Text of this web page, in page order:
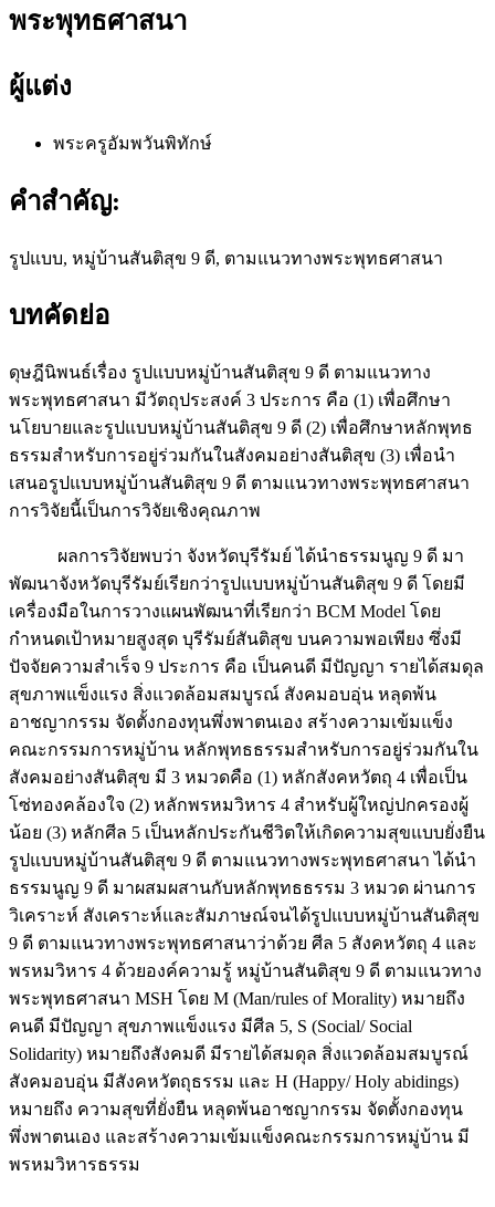
พระพุทธศาสนา
ผู้แต่ง
พระครูอัมพวันพิทักษ์
คำสำคัญ:
รูปแบบ, หมู่บ้านสันติสุข 9 ดี, ตามแนวทางพระพุทธศาสนา
บทคัดย่อ
ดุษฎีนิพนธ์เรื่อง รูปแบบหมู่บ้านสันติสุข 9 ดี ตามแนวทาง
พระพุทธศาสนา มีวัตถุประสงค์ 3 ประการ คือ (1) เพื่อศึกษา
นโยบายและรูปแบบหมู่บ้านสันติสุข 9 ดี (2) เพื่อศึกษาหลักพุทธ
ธรรมสำหรับการอยู่ร่วมกันในสังคมอย่างสันติสุข (3) เพื่อนำ
เสนอรูปแบบหมู่บ้านสันติสุข 9 ดี ตามแนวทางพระพุทธศาสนา
การวิจัยนี้เป็นการวิจัยเชิงคุณภาพ
ผลการวิจัยพบว่า จังหวัดบุรีรัมย์ ได้นำธรรมนูญ 9 ดี มา
พัฒนาจังหวัดบุรีรัมย์เรียกว่ารูปแบบหมู่บ้านสันติสุข 9 ดี โดยมี
เครื่องมือในการวางแผนพัฒนาที่เรียกว่า BCM Model โดย
กำหนดเป้าหมายสูงสุด บุรีรัมย์สันติสุข บนความพอเพียง ซึ่งมี
ปัจจัยความสำเร็จ 9 ประการ คือ เป็นคนดี มีปัญญา รายได้สมดุล
สุขภาพแข็งแรง สิ่งแวดล้อมสมบูรณ์ สังคมอบอุ่น หลุดพ้น
อาชญากรรม จัดตั้งกองทุนพึ่งพาตนเอง สร้างความเข้มแข็ง
คณะกรรมการหมู่บ้าน หลักพุทธธรรมสำหรับการอยู่ร่วมกันใน
สังคมอย่างสันติสุข มี 3 หมวดคือ (1) หลักสังคหวัตถุ 4 เพื่อเป็น
โซ่ทองคล้องใจ (2) หลักพรหมวิหาร 4 สำหรับผู้ใหญ่ปกครองผู้
น้อย (3) หลักศีล 5 เป็นหลักประกันชีวิตให้เกิดความสุขแบบยั่งยืน
รูปแบบหมู่บ้านสันติสุข 9 ดี ตามแนวทางพระพุทธศาสนา ได้นำ
ธรรมนูญ 9 ดี มาผสมผสานกับหลักพุทธธรรม 3 หมวด ผ่านการ
วิเคราะห์ สังเคราะห์และสัมภาษณ์จนได้รูปแบบหมู่บ้านสันติสุข
9 ดี ตามแนวทางพระพุทธศาสนาว่าด้วย ศีล 5 สังคหวัตถุ 4 และ
พรหมวิหาร 4 ด้วยองค์ความรู้ หมู่บ้านสันติสุข 9 ดี ตามแนวทาง
พระพุทธศาสนา MSH โดย M (Man/rules of Morality) หมายถึง
คนดี มีปัญญา สุขภาพแข็งแรง มีศีล 5, S (Social/ Social
Solidarity) หมายถึงสังคมดี มีรายได้สมดุล สิ่งแวดล้อมสมบูรณ์
สังคมอบอุ่น มีสังคหวัตถุธรรม และ H (Happy/ Holy abidings)
หมายถึง ความสุขที่ยั่งยืน หลุดพ้นอาชญากรรม จัดตั้งกองทุน
พึ่งพาตนเอง และสร้างความเข้มแข็งคณะกรรมการหมู่บ้าน มี
พรหมวิหารธรรม